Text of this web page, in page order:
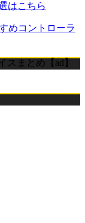
はこちら
めコントローラ
スまとめ【ad】